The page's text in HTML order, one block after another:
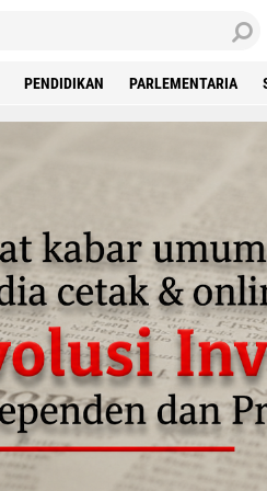
PENDIDIKAN PARLEMENTARIA
'Advertisement'